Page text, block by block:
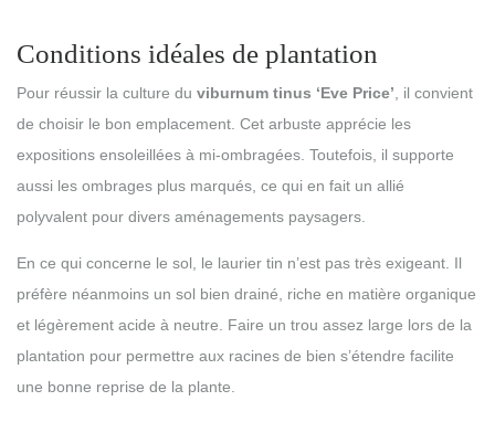
Conditions idéales de plantation
Pour réussir la culture du viburnum tinus ‘Eve Price’, il convient
de choisir le bon emplacement. Cet arbuste apprécie les
expositions ensoleillées à mi-ombragées. Toutefois, il supporte
aussi les ombrages plus marqués, ce qui en fait un allié
polyvalent pour divers aménagements paysagers.
En ce qui concerne le sol, le laurier tin n’est pas très exigeant. Il
préfère néanmoins un sol bien drainé, riche en matière organique
et légèrement acide à neutre. Faire un trou assez large lors de la
plantation pour permettre aux racines de bien s’étendre facilite
une bonne reprise de la plante.